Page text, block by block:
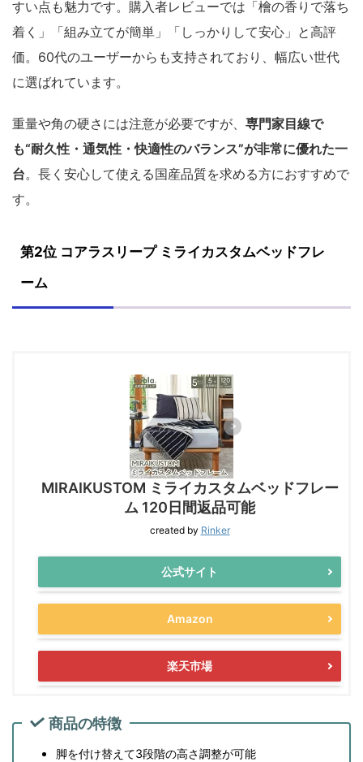
すい点も魅力です。購入者レビューでは「檜の香りで落ち
着く」「組み立てが簡単」「しっかりして安心」と高評
価。60代のユーザーからも支持されており、幅広い世代
に選ばれています。
重量や角の硬さには注意が必要ですが、 専門家目線で
も“耐久性・通気性・快適性のバランス”が非常に優れた一
台。長く安心して使える国産品質を求める方におすすめで
す。
第2位 コアラスリープ ミライカスタムベッドフレ
ーム
MIRAIKUSTOM ミライカスタムベッドフレー
ム 120日間返品可能
created by Rinker
公式サイト
Amazon
楽天市場
商品の特徴
脚を付け替えて3段階の高さ調整が可能